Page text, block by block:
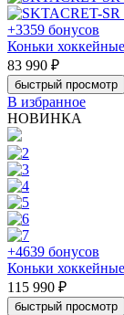
+3359 бонусов
Коньки
83 990 ₽
быстрый просмотр
В избранное
НОВИНКА
+4639 бонусов
Коньки
115 990 ₽
быстрый просмотр